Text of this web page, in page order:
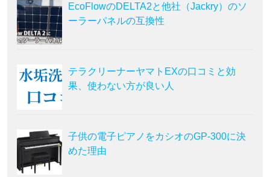
EcoFlowのDELTA2と他社（Jackry）のソ
ーラーパネルの互換性
テラクリーナーヤマトEXの口コミと効
果、使わない方が良い人
子供の電子ピアノをカシオのGP-300に決
めた理由